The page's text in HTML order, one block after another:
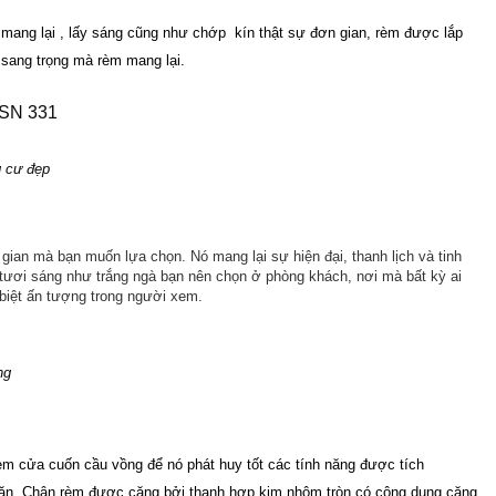
lại , lấy sáng cũng như chớp kín thật sự đơn gian, rèm được lắp
trọng mà rèm mang lại.
cư đẹp
mà bạn muốn lựa chọn. Nó mang lại sự hiện đại, thanh lịch và tinh
sáng như trắng ngà bạn nên chọn ở phòng khách, nơi mà bất kỳ ai
ấn tượng trong người xem.
cửa cuốn cầu vồng để nó phát huy tốt các tính năng được tích
Chân rèm được căng bởi thanh hợp kim nhôm tròn có công dụng căng